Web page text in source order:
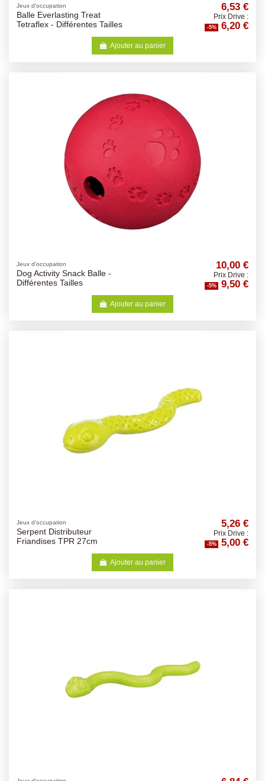
Jeux d'occupation
Balle Everlasting Treat
Tetraflex - Différentes Tailles
6,53 €
Prix Drive :
-5% 6,20 €
Ajouter au panier
Jeux d'occupation
Dog Activity Snack Balle -
Différentes Tailles
10,00 €
Prix Drive :
-5% 9,50 €
Ajouter au panier
Jeux d'occupation
Serpent Distributeur
Friandises TPR 27cm
5,26 €
Prix Drive :
-5% 5,00 €
Ajouter au panier